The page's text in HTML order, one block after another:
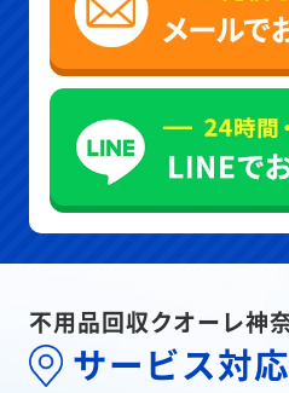
不用品回収クオーレ神
サービス対